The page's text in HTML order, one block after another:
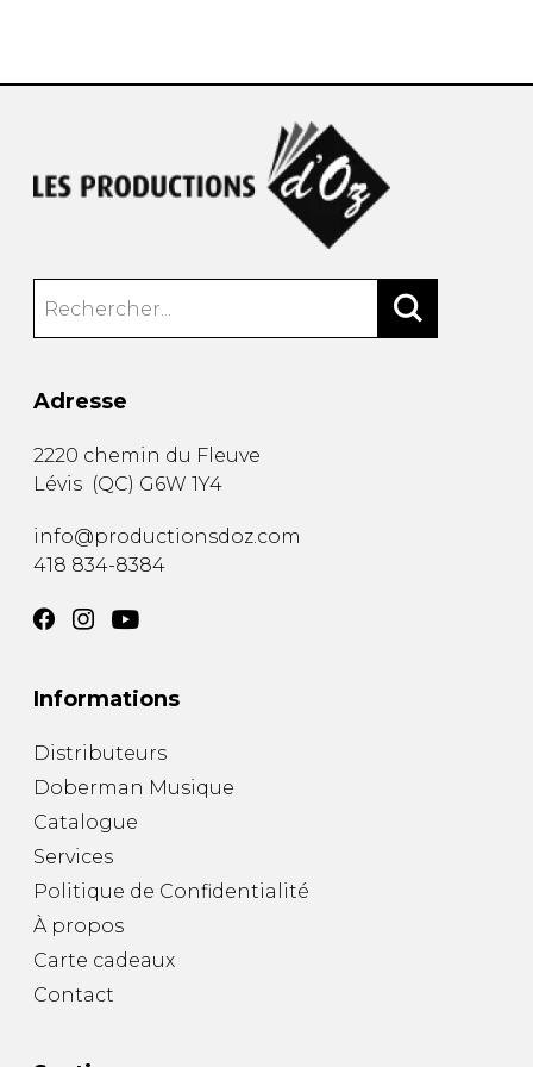
Adresse
2220 chemin du Fleuve
Lévis (QC) G6W 1Y4
info@productionsdoz.com
418 834-8384
Informations
Distributeurs
Doberman Musique
Catalogue
Services
Politique de Confidentialité
À propos
Carte cadeaux
Contact